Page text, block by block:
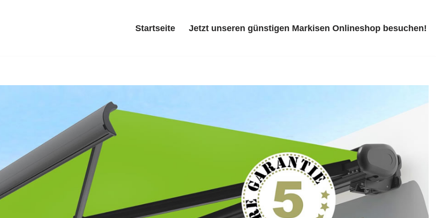
Startseite Jetzt unseren günstigen Markisen Onlineshop besuchen!